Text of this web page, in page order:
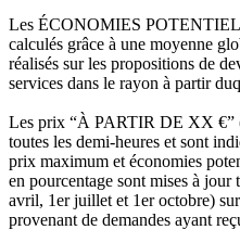
Les ÉCONOMIES
calculés grâce à une moyenne
réalisés sur les propositions de
services dans le rayon à partir
Les prix “À PARTIR DE XX €”
toutes les demi-heures et sont
prix maximum et économies
en pourcentage sont mises à
avril, 1er juillet et 1er octobre)
provenant de demandes ayant